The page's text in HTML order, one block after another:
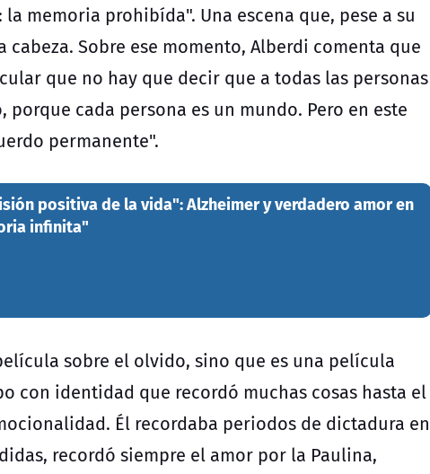
memoria prohibída". Una escena que, pese a su
Sobre ese momento, Alberdi comenta que
que no hay que decir que a todas las personas
cada persona es un mundo. Pero en este
permanente".
positiva de la vida": Alzheimer y verdadero amor en
infinita"
sobre el olvido, sino que es una película
con identidad que recordó muchas cosas hasta el
Él recordaba periodos de dictadura en
recordó siempre el amor por la Paulina,